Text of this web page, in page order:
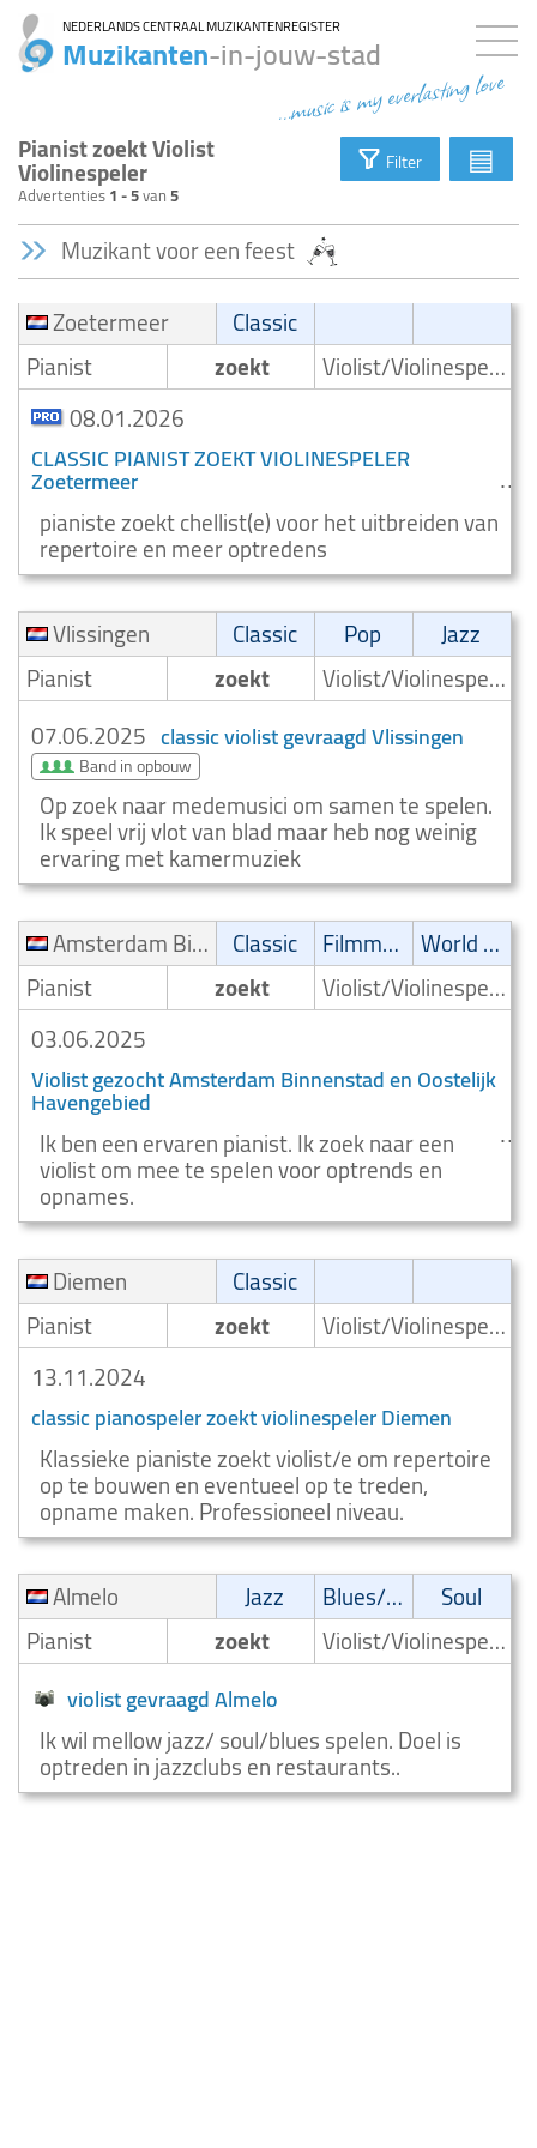
NEDERLANDS CENTRAAL MUZIKANTENREGISTER
Muzikanten-in-jouw-stad
...music is my everlasting love
Pianist zoekt Violist
Violinespeler
Advertenties1 - 5van5
Filter ▤
Muzikant voor een feest
Zoetermeer
Classic
Pianist
zoekt
Violist/Violinespeler
08.01.2026
CLASSIC PIANIST ZOEKT VIOLINESPELER
Zoetermeer
pianiste zoekt chellist(e) voor het uitbreiden van
repertoire en meer optredens
Vlissingen
Classic Pop
Jazz
Pianist
zoekt
Violist/Violinespeler
07.06.2025 classic violist gevraagd Vlissingen
Band in opbouw
Op zoek naar medemusici om samen te spelen.
Ik speel vrij vlot van blad maar heb nog weinig
ervaring met kamermuziek
Amsterdam Binnenstad en Oostelijk Havengebied
Classic Filmmuziek
World music
Pianist
zoekt
Violist/Violinespeler
03.06.2025
Violist gezocht Amsterdam Binnenstad en Oostelijk
Havengebied
Ik ben een ervaren pianist. Ik zoek naar een
violist om mee te spelen voor optrends en
opnames.
Diemen
Classic
Pianist
zoekt
Violist/Violinespeler
13.11.2024
classic pianospeler zoekt violinespeler Diemen
Klassieke pianiste zoekt violist/e om repertoire
op te bouwen en eventueel op te treden,
opname maken. Professioneel niveau.
Almelo
Jazz Blues/Swing
Soul
Pianist
zoekt Violist/Violinespeler
violist gevraagd Almelo
Ik wil mellow jazz/ soul/blues spelen. Doel is
optreden in jazzclubs en restaurants..